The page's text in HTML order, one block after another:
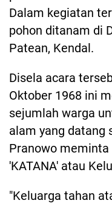
Dalam kegiatan
pohon ditanam di
Patean, Kendal.
Disela acara
Oktober 1968 ini
sejumlah warga
alam yang datang
Pranowo
'KATANA' atau
"Keluarga tahan